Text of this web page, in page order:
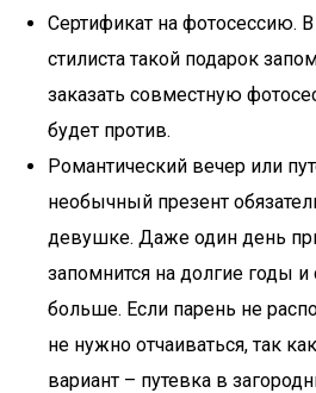
Сертификат на фотосессию.
стилиста такой подарок
заказать совместную
будет против.
Романтический вечер или
необычный презент
девушке. Даже один день
запомнится на долгие годы
больше. Если парень не
не нужно отчаиваться, так
вариант – путевка в